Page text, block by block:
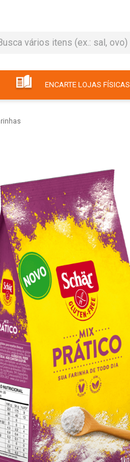
vários itens (ex.: sal, ovo)
ENCARTE LOJAS FÍSICAS
leite
3º queijo
6º arroz
7º macarrão
º ovo
pão
10º iogurte